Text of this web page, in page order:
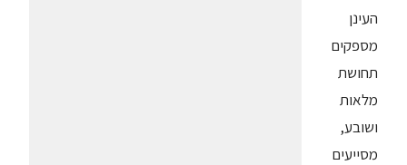
העינן
מספקים
תחושת
מלאות
ושובע,
מסייעים